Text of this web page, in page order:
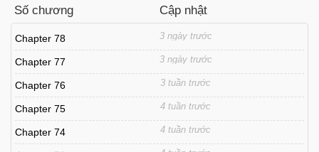
Số chương Cập nhật
Chapter 78 3 ngày trước
Chapter 77 3 ngày trước
Chapter 76 3 tuần trước
Chapter 75 4 tuần trước
Chapter 74 4 tuần trước